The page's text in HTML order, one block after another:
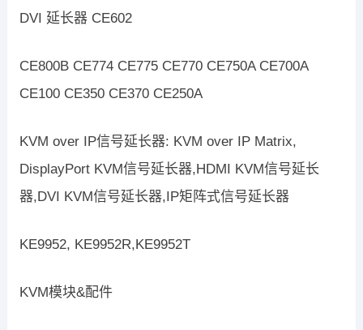
DVI 延长器 CE602
CE800B CE774 CE775 CE770 CE750A CE700A
CE100 CE350 CE370 CE250A
KVM over IP信号延长器: KVM over IP Matrix,
DisplayPort KVM信号延长器,HDMI KVM信号延长
器,DVI KVM信号延长器,IP矩阵式信号延长器
KE9952, KE9952R,KE9952T
KVM模块&配件